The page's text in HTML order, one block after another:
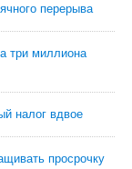
перерыва
три миллиона
налог вдвое
просрочку